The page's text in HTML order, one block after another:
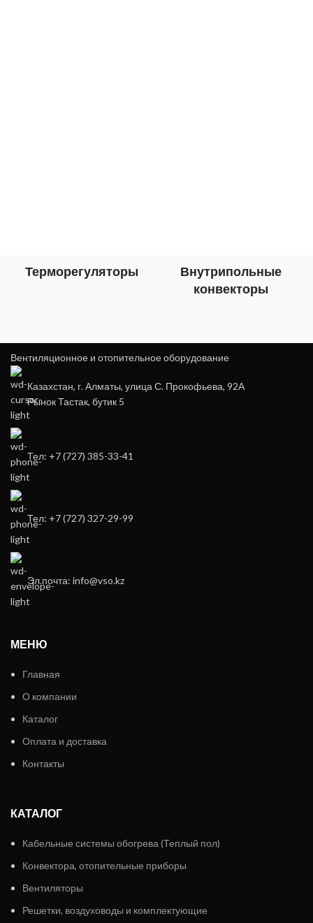
Терморегуляторы
Внутрипольные
конвекторы
Вентиляционное и отопительное оборудование
Казахстан, г. Алматы, улица С. Прокофьева, 92А
Рынок Тастак, бутик 5
Тел: +7 (727) 385-33-41
Тел: +7 (727) 327-29-99
Эл.почта: info@vso.kz
МЕНЮ
Главная
О компании
Каталог
Оплата и доставка
Контакты
КАТАЛОГ
Кабельные системы обогрева (Теплый пол)
Конвектора, отопительные приборы
Вентиляторы
Решетки, воздуховоды и комплектующие